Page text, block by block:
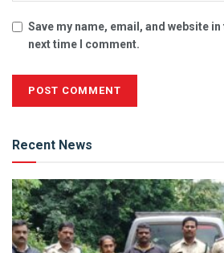
Save my name, email, and website
next time I comment.
Recent News